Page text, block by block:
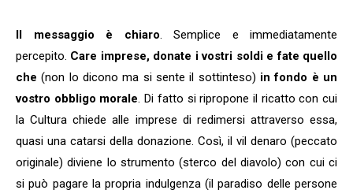
Il messaggio è chiaro . Semplice e immediatamente
percepito. Care imprese, donate i vostri soldi e fate quello
che (non lo dicono ma si sente il sottinteso) in fondo è un
vostro obbligo morale . Di fatto si ripropone il ricatto con cui
la Cultura chiede alle imprese di redimersi attraverso essa,
quasi una catarsi della donazione. Così, il vil denaro (peccato
originale) diviene lo strumento (sterco del diavolo) con cui ci
si può pagare la propria indulgenza (il paradiso delle persone